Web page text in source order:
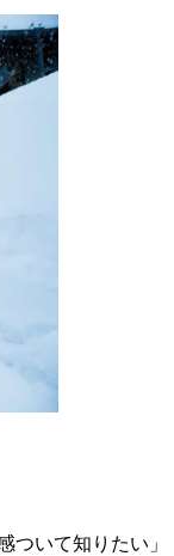
ついて知りたい」